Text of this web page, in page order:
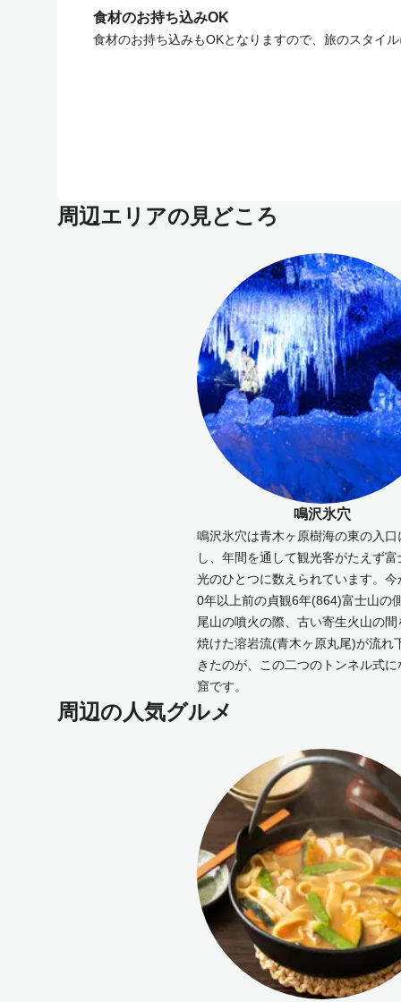
食材のお持ち込みOK
食材のお持ち込みもOKとなりますので、旅のスタイ
周辺エリアの見どころ
鳴沢氷穴
鳴沢氷穴は青木ヶ原樹海の東の入口
し、年間を通して観光客がたえず
光のひとつに数えられています。
0年以上前の貞観6年(864)富士山の
尾山の噴火の際、古い寄生火山の間
焼けた溶岩流(青木ヶ原丸尾)が流れ
きたのが、この二つのトンネル式に
窟です。
周辺の人気グルメ